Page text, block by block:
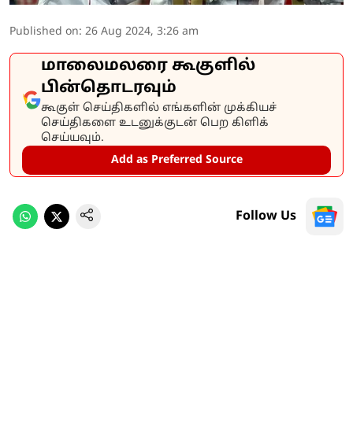
Published on: 26 Aug 2024, 3:26 am
மாலைமலரை கூகுளில்
பின்தொடரவும்
கூகுள் செய்திகளில் எங்களின் முக்கியச்
செய்திகளை உடனுக்குடன் பெற கிளிக்
செய்யவும்.
Add as Preferred Source
Follow Us